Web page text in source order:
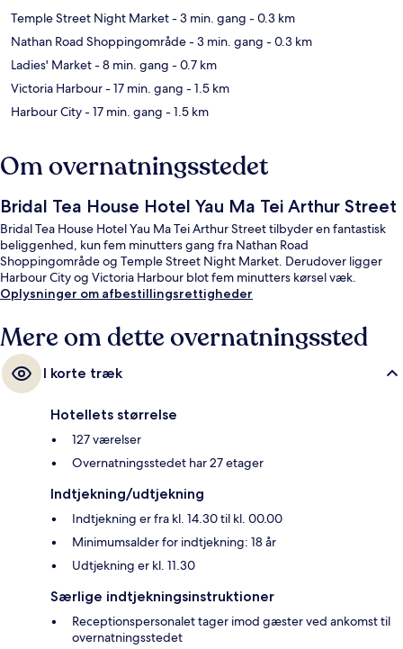
Temple Street Night Market- 3 min. gang - 0.3 km
Nathan Road Shoppingområde- 3 min. gang - 0.3 km
Ladies' Market- 8 min. gang - 0.7 km
Victoria Harbour- 17 min. gang - 1.5 km
Harbour City- 17 min. gang - 1.5 km
Om overnatningsstedet
Bridal Tea House Hotel Yau Ma Tei Arthur Street
Bridal Tea House Hotel Yau Ma Tei Arthur Street tilbyder en fantastisk
beliggenhed, kun fem minutters gang fra Nathan Road
Shoppingområde og Temple Street Night Market. Derudover ligger
Harbour City og Victoria Harbour blot fem minutters kørsel væk.
Oplysninger om afbestillingsrettigheder
Mere om dette overnatningssted
I korte træk
Hotellets størrelse
127 værelser
Overnatningsstedet har 27 etager
Indtjekning/udtjekning
Indtjekning er fra kl. 14.30 til kl. 00.00
Minimumsalder for indtjekning: 18 år
Udtjekning er kl. 11.30
Særlige indtjekningsinstruktioner
Receptionspersonalet tager imod gæster ved ankomst til
overnatningsstedet